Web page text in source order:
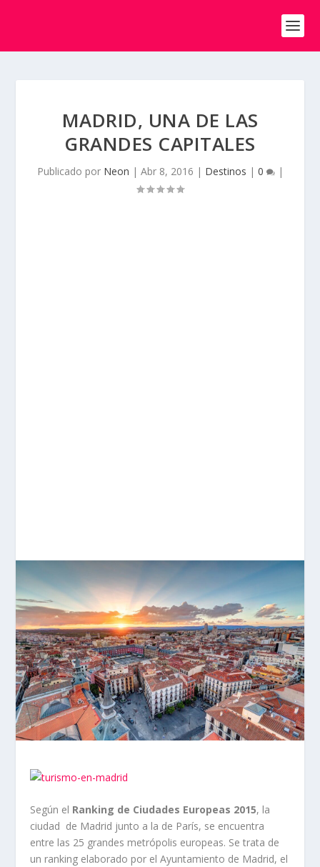
MADRID, UNA DE LAS
GRANDES CAPITALES
Publicado por Neon | Abr 8, 2016 | Destinos | 0 |
Según el Ranking de Ciudades Europeas 2015, la
ciudad de Madrid junto a la de París, se encuentra
entre las 25 grandes metrópolis europeas. Se trata de
un ranking elaborado por el Ayuntamiento de Madrid, el